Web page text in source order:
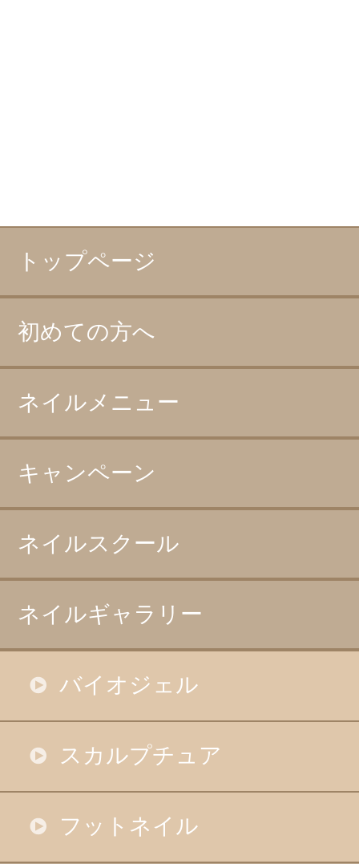
トップページ
初めての方へ
ネイルメニュー
キャンペーン
ネイルスクール
ネイルギャラリー
バイオジェル
スカルプチュア
フットネイル